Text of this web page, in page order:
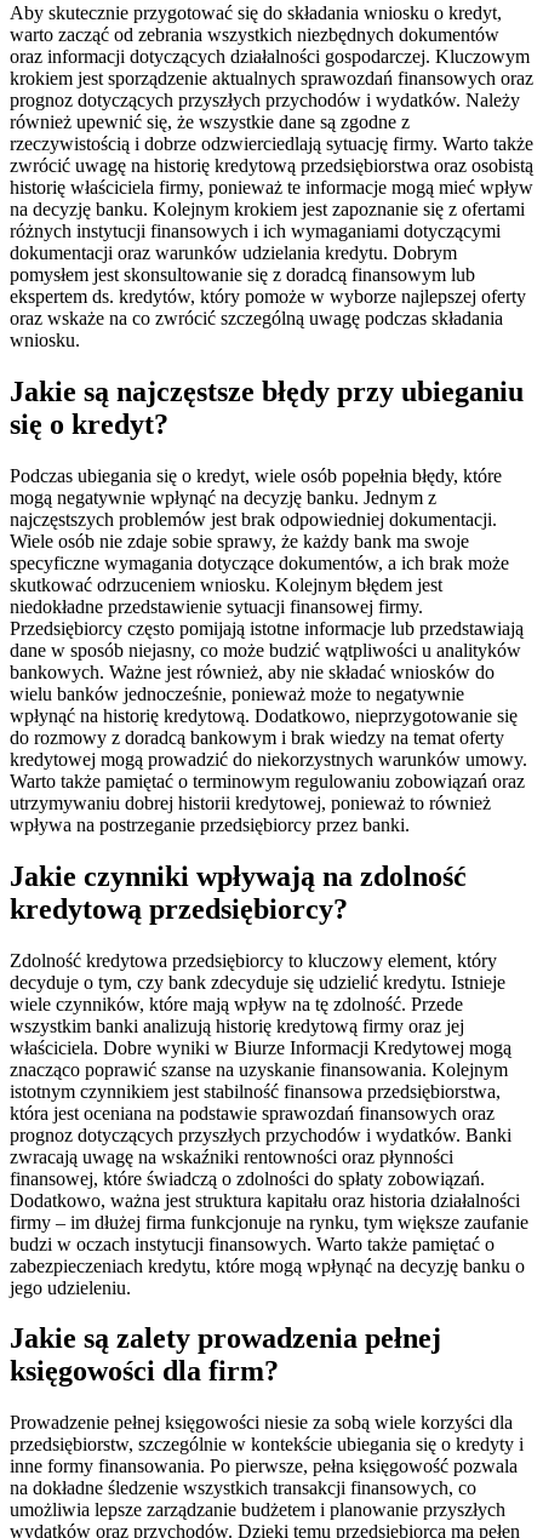
Aby skutecznie przygotować się do składania wniosku o kredyt,
warto zacząć od zebrania wszystkich niezbędnych dokumentów
oraz informacji dotyczących działalności gospodarczej. Kluczowym
krokiem jest sporządzenie aktualnych sprawozdań finansowych oraz
prognoz dotyczących przyszłych przychodów i wydatków. Należy
również upewnić się, że wszystkie dane są zgodne z
rzeczywistością i dobrze odzwierciedlają sytuację firmy. Warto także
zwrócić uwagę na historię kredytową przedsiębiorstwa oraz osobistą
historię właściciela firmy, ponieważ te informacje mogą mieć wpływ
na decyzję banku. Kolejnym krokiem jest zapoznanie się z ofertami
różnych instytucji finansowych i ich wymaganiami dotyczącymi
dokumentacji oraz warunków udzielania kredytu. Dobrym
pomysłem jest skonsultowanie się z doradcą finansowym lub
ekspertem ds. kredytów, który pomoże w wyborze najlepszej oferty
oraz wskaże na co zwrócić szczególną uwagę podczas składania
wniosku.
Jakie są najczęstsze błędy przy ubieganiu
się o kredyt?
Podczas ubiegania się o kredyt, wiele osób popełnia błędy, które
mogą negatywnie wpłynąć na decyzję banku. Jednym z
najczęstszych problemów jest brak odpowiedniej dokumentacji.
Wiele osób nie zdaje sobie sprawy, że każdy bank ma swoje
specyficzne wymagania dotyczące dokumentów, a ich brak może
skutkować odrzuceniem wniosku. Kolejnym błędem jest
niedokładne przedstawienie sytuacji finansowej firmy.
Przedsiębiorcy często pomijają istotne informacje lub przedstawiają
dane w sposób niejasny, co może budzić wątpliwości u analityków
bankowych. Ważne jest również, aby nie składać wniosków do
wielu banków jednocześnie, ponieważ może to negatywnie
wpłynąć na historię kredytową. Dodatkowo, nieprzygotowanie się
do rozmowy z doradcą bankowym i brak wiedzy na temat oferty
kredytowej mogą prowadzić do niekorzystnych warunków umowy.
Warto także pamiętać o terminowym regulowaniu zobowiązań oraz
utrzymywaniu dobrej historii kredytowej, ponieważ to również
wpływa na postrzeganie przedsiębiorcy przez banki.
Jakie czynniki wpływają na zdolność
kredytową przedsiębiorcy?
Zdolność kredytowa przedsiębiorcy to kluczowy element, który
decyduje o tym, czy bank zdecyduje się udzielić kredytu. Istnieje
wiele czynników, które mają wpływ na tę zdolność. Przede
wszystkim banki analizują historię kredytową firmy oraz jej
właściciela. Dobre wyniki w Biurze Informacji Kredytowej mogą
znacząco poprawić szanse na uzyskanie finansowania. Kolejnym
istotnym czynnikiem jest stabilność finansowa przedsiębiorstwa,
która jest oceniana na podstawie sprawozdań finansowych oraz
prognoz dotyczących przyszłych przychodów i wydatków. Banki
zwracają uwagę na wskaźniki rentowności oraz płynności
finansowej, które świadczą o zdolności do spłaty zobowiązań.
Dodatkowo, ważna jest struktura kapitału oraz historia działalności
firmy – im dłużej firma funkcjonuje na rynku, tym większe zaufanie
budzi w oczach instytucji finansowych. Warto także pamiętać o
zabezpieczeniach kredytu, które mogą wpłynąć na decyzję banku o
jego udzieleniu.
Jakie są zalety prowadzenia pełnej
księgowości dla firm?
Prowadzenie pełnej księgowości niesie za sobą wiele korzyści dla
przedsiębiorstw, szczególnie w kontekście ubiegania się o kredyty i
inne formy finansowania. Po pierwsze, pełna księgowość pozwala
na dokładne śledzenie wszystkich transakcji finansowych, co
umożliwia lepsze zarządzanie budżetem i planowanie przyszłych
wydatków oraz przychodów. Dzięki temu przedsiębiorca ma pełen